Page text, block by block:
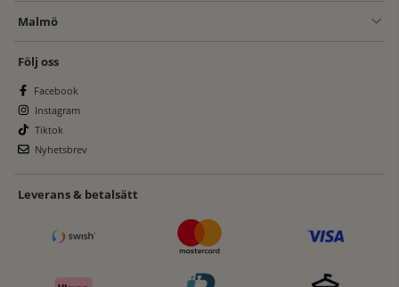
Malmö
Följ oss
Facebook
Instagram
Tiktok
Nyhetsbrev
Leverans & betalsätt